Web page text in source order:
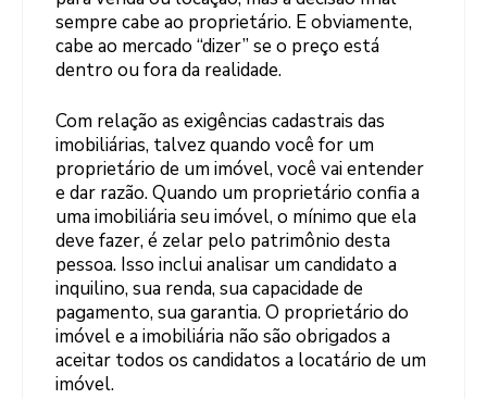
sempre cabe ao proprietário. E obviamente,
cabe ao mercado “dizer” se o preço está
dentro ou fora da realidade.
Com relação as exigências cadastrais das
imobiliárias, talvez quando você for um
proprietário de um imóvel, você vai entender
e dar razão. Quando um proprietário confia a
uma imobiliária seu imóvel, o mínimo que ela
deve fazer, é zelar pelo patrimônio desta
pessoa. Isso inclui analisar um candidato a
inquilino, sua renda, sua capacidade de
pagamento, sua garantia. O proprietário do
imóvel e a imobiliária não são obrigados a
aceitar todos os candidatos a locatário de um
imóvel.